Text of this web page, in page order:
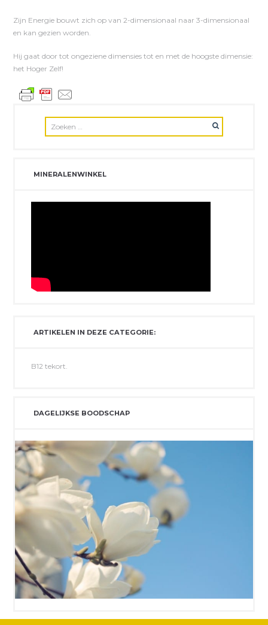
Zijn Energie bouwt zich op van 2-dimensionaal naar 3-dimensionaal
en kan gezien worden.
Hij gaat door tot ongeziene dimensies tot en met de hoogste dimensie:
het Hoger Zelf!
MINERALENWINKEL
ARTIKELEN IN DEZE CATEGORIE:
B12 tekort.
DAGELIJKSE BOODSCHAP